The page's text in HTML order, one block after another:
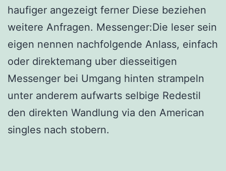
haufiger angezeigt ferner Diese beziehen
weitere Anfragen. Messenger:Die leser sein
eigen nennen nachfolgende Anlass, einfach
oder direktemang uber diesseitigen
Messenger bei Umgang hinten strampeln
unter anderem aufwarts selbige Redestil
den direkten Wandlung via den American
singles nach stobern.